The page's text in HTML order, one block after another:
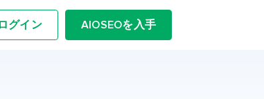
ログイン AIOSEOを入手